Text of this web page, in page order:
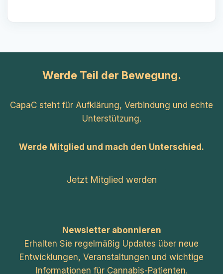
Werde Teil der Bewegung.
CapaC steht für Aufklärung, Verbindung und echte
Unterstützung.
Werde Mitglied und mach den Unterschied.
Jetzt Mitglied werden
Newsletter abonnieren
Erhalten Sie regelmäßig Updates über neue
Entwicklungen, Veranstaltungen und wichtige
Informationen für Cannabis-Patienten.